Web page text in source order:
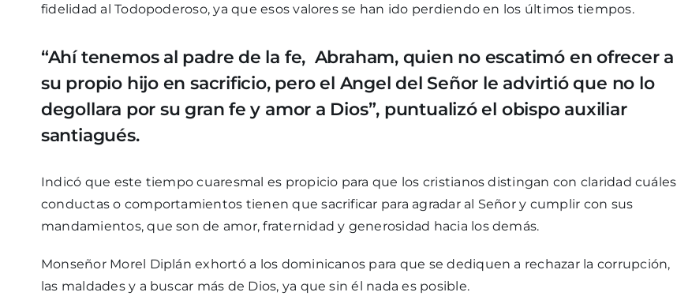
fidelidad al Todopoderoso, ya que esos valores se han ido perdiendo en los últimos tiempos.
“Ahí tenemos al padre de la fe, Abraham, quien no escatimó en ofrecer a
su propio hijo en sacrificio, pero el Angel del Señor le advirtió que no lo
degollara por su gran fe y amor a Dios”, puntualizó el obispo auxiliar
santiagués.
Indicó que este tiempo cuaresmal es propicio para que los cristianos distingan con claridad cuáles
conductas o comportamientos tienen que sacrificar para agradar al Señor y cumplir con sus
mandamientos, que son de amor, fraternidad y generosidad hacia los demás.
Monseñor Morel Diplán exhortó a los dominicanos para que se dediquen a rechazar la corrupción,
las maldades y a buscar más de Dios, ya que sin él nada es posible.